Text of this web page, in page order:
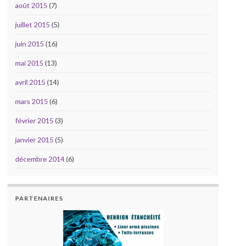
août 2015 (7)
juillet 2015 (5)
juin 2015 (16)
mai 2015 (13)
avril 2015 (14)
mars 2015 (6)
février 2015 (3)
janvier 2015 (5)
décembre 2014(6)
PARTENAIRES